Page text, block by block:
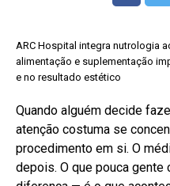
ARC Hospital integra nutrologia
alimentação e suplementação
e no resultado estético
Quando alguém decide
atenção costuma se
procedimento em si. O
depois. O que pouca